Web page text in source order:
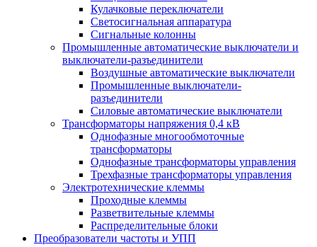
Кулачковые переключатели
Светосигнальная аппаратура
Сигнальные колонны
Промышленные автоматические выключатели и
выключатели-разъединители
Воздушные автоматические выключатели
Промышленные выключатели-
разъединители
Силовые автоматические выключатели
Трансформаторы напряжения 0,4 кВ
Однофазные многообмоточные
трансформаторы
Однофазные трансформаторы управления
Трехфазные трансформаторы управления
Электротехнические клеммы
Проходные клеммы
Разветвительные клеммы
Распределительные блоки
Преобразователи частоты и УПП